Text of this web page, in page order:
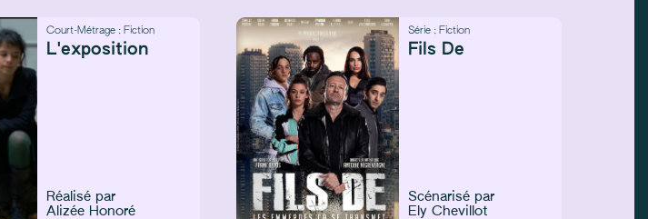
Court-Métrage : Fiction
L'exposition
Réalisé par
Alizée Honoré
Série : Fiction
Fils De
Scénarisé par
Ely Chevillot